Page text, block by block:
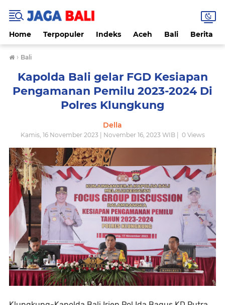
Home Terpopuler Indeks Aceh Bali Berita
› Bali
Kapolda Bali gelar FGD Kesiapan
Pengamanan Pemilu 2023-2024 Di
Polres Klungkung
Della
Kamis, 16 November 2023 | November 16, 2023 WIB | 0Views